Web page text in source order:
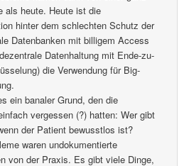
als heute. Heute ist die
hinter dem schlechten Schutz der
Datenbanken mit billigem Access
Datenhaltung mit Ende-zu-
die Verwendung für Big-
ein banaler Grund, den die
vergessen (?) hatten: Wer gibt
der Patient bewusstlos ist?
waren undokumentierte
von der Praxis. Es gibt viele Dinge,